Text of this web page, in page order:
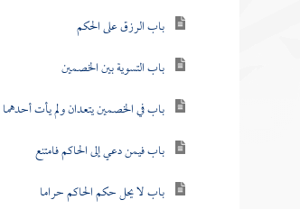
باب الرزق على الحكم
باب التسوية بين الخصمين
باب في الخصمين يتعدان ولم يأت أحدهما
باب فيمن دعي إلى الحاكم فامتنع
باب لا يحل حكم الحاكم حراما